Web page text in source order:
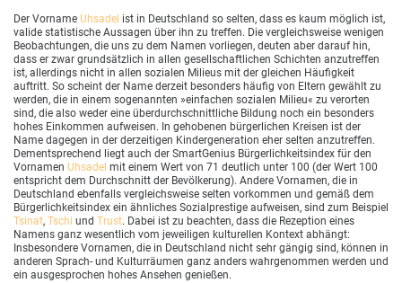
Der Vorname Uhsadel ist in Deutschland so selten, dass es kaum möglich ist,
valide statistische Aussagen über ihn zu treffen. Die vergleichsweise wenigen
Beobachtungen, die uns zu dem Namen vorliegen, deuten aber darauf hin,
dass er zwar grundsätzlich in allen gesellschaftlichen Schichten anzutreffen
ist, allerdings nicht in allen sozialen Milieus mit der gleichen Häufigkeit
auftritt. So scheint der Name derzeit besonders häufig von Eltern gewählt zu
werden, die in einem sogenannten »einfachen sozialen Milieu« zu verorten
sind, die also weder eine überdurchschnittliche Bildung noch ein besonders
hohes Einkommen aufweisen. In gehobenen bürgerlichen Kreisen ist der
Name dagegen in der derzeitigen Kindergeneration eher selten anzutreffen.
Dementsprechend liegt auch der SmartGenius Bürgerlichkeitsindex für den
Vornamen Uhsadel mit einem Wert von 71 deutlich unter 100 (der Wert 100
entspricht dem Durchschnitt der Bevölkerung). Andere Vornamen, die in
Deutschland ebenfalls vergleichsweise selten vorkommen und gemäß dem
Bürgerlichkeitsindex ein ähnliches Sozialprestige aufweisen, sind zum Beispiel
Tsinat, Tschi und Trust. Dabei ist zu beachten, dass die Rezeption eines
Namens ganz wesentlich vom jeweiligen kulturellen Kontext abhängt:
Insbesondere Vornamen, die in Deutschland nicht sehr gängig sind, können in
anderen Sprach- und Kulturräumen ganz anders wahrgenommen werden und
ein ausgesprochen hohes Ansehen genießen.